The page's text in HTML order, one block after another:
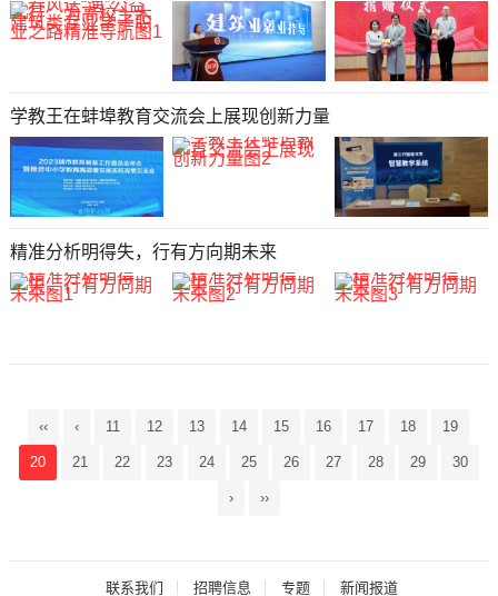
学教王在蚌埠教育交流会上展现创新力量
精准分析明得失，行有方向期未来
‹‹ ‹ 11 12 13 14 15 16 17 18 19
20 21 22 23 24 25 26 27 28 29 30
› ››
联系我们 招聘信息 专题 新闻报道